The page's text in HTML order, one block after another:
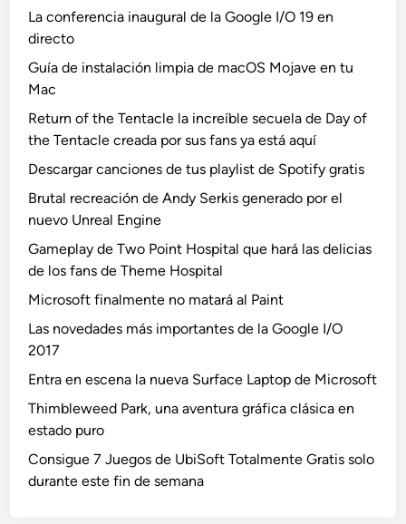
La conferencia inaugural de la Google I/O 19 en
directo
Guía de instalación limpia de macOS Mojave en tu
Mac
Return of the Tentacle la increíble secuela de Day of
the Tentacle creada por sus fans ya está aquí
Descargar canciones de tus playlist de Spotify gratis
Brutal recreación de Andy Serkis generado por el
nuevo Unreal Engine
Gameplay de Two Point Hospital que hará las delicias
de los fans de Theme Hospital
Microsoft finalmente no matará al Paint
Las novedades más importantes de la Google I/O
2017
Entra en escena la nueva Surface Laptop de Microsoft
Thimbleweed Park, una aventura gráfica clásica en
estado puro
Consigue 7 Juegos de UbiSoft Totalmente Gratis solo
durante este fin de semana